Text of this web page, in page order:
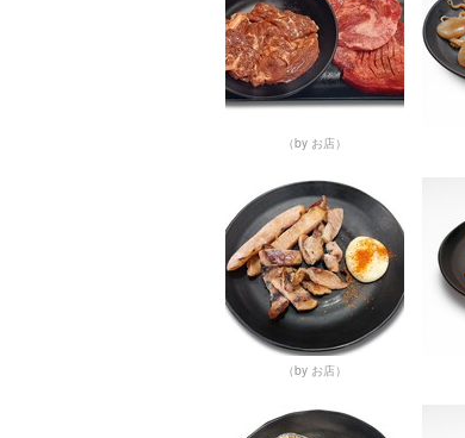
（by お店）
（by お店）